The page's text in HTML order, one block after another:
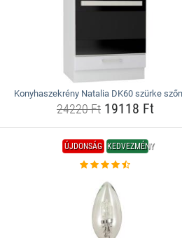
Konyhaszekrény Natalia DK60 szürke
24220 Ft19118 Ft
ÚJDONSÁG KEDVEZMÉNY